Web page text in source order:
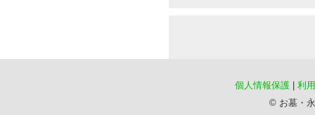
個人情報保護
利
©️ お墓・